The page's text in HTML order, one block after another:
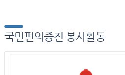
국민편의증진 봉사활동